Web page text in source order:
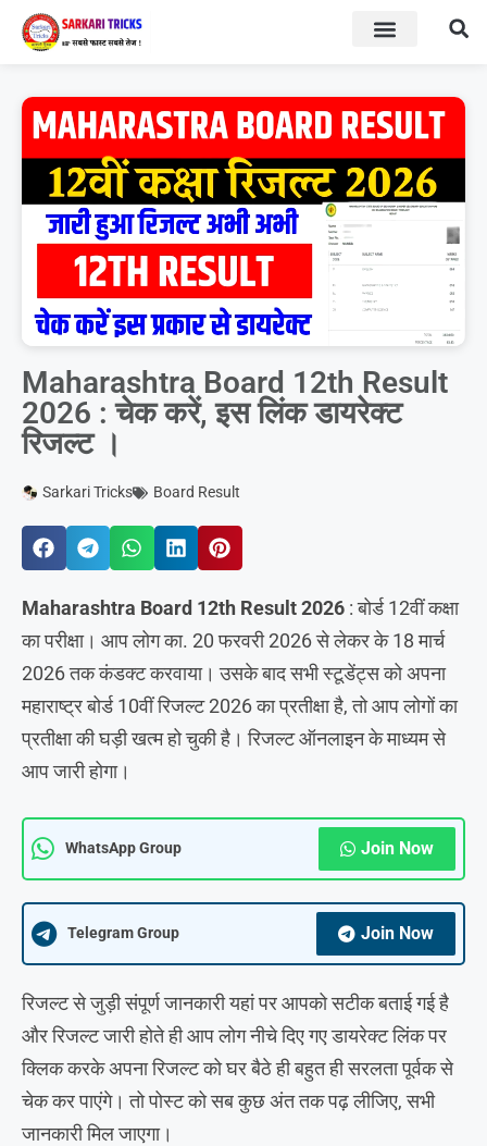
Maharashtra Board 12th Result
2026 : चेक करें, इस लिंक डायरेक्ट
रिजल्ट ।
Sarkari Tricks Board Result
Maharashtra Board 12th Result 2026 : बोर्ड 12वीं कक्षा
का परीक्षा। आप लोग का. 20 फरवरी 2026 से लेकर के 18 मार्च
2026 तक कंडक्ट करवाया। उसके बाद सभी स्टूडेंट्स को अपना
महाराष्ट्र बोर्ड 10वीं रिजल्ट 2026 का प्रतीक्षा है, तो आप लोगों का
प्रतीक्षा की घड़ी खत्म हो चुकी है। रिजल्ट ऑनलाइन के माध्यम से
आप जारी होगा।
WhatsApp Group Join Now
Telegram Group Join Now
रिजल्ट से जुड़ी संपूर्ण जानकारी यहां पर आपको सटीक बताई गई है
और रिजल्ट जारी होते ही आप लोग नीचे दिए गए डायरेक्ट लिंक पर
क्लिक करके अपना रिजल्ट को घर बैठे ही बहुत ही सरलता पूर्वक से
चेक कर पाएंगे। तो पोस्ट को सब कुछ अंत तक पढ़ लीजिए, सभी
जानकारी मिल जाएगा।